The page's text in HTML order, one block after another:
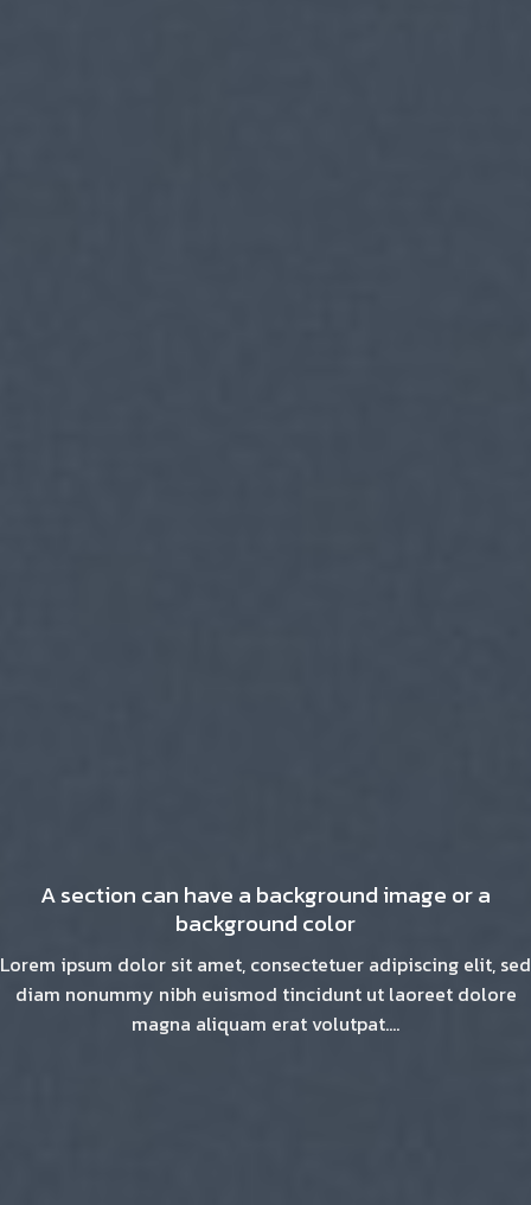
A section can have a background image or a
background color
Lorem ipsum dolor sit amet, consectetuer adipiscing elit, sed
diam nonummy nibh euismod tincidunt ut laoreet dolore
magna aliquam erat volutpat….